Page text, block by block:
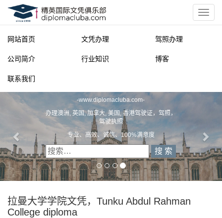
网站首页 文凭办理 驾照办理
公司简介 行业知识 博客
联系我们
-www.diplomacluba.com-
办理澳洲, 英国, 加拿大, 美国, 香港驾驶证，驾照，
驾驶执照
专业、高效、诚信、100%满意度
拉曼大学学院文凭，Tunku Abdul Rahman
College diploma